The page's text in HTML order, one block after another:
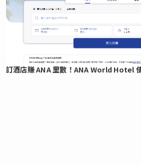
訂酒店賺 ANA 里數！ANA World Hotel